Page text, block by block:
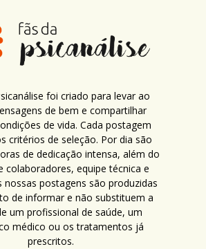
foi criado para levar ao
de bem e compartilhar
de vida. Cada postagem
critérios de seleção. Por dia são
de dedicação intensa, além do
colaboradores, equipe técnica e
nossas postagens são produzidas
de informar e não substituem a
um profissional de saúde, um
médico ou os tratamentos já
prescritos.